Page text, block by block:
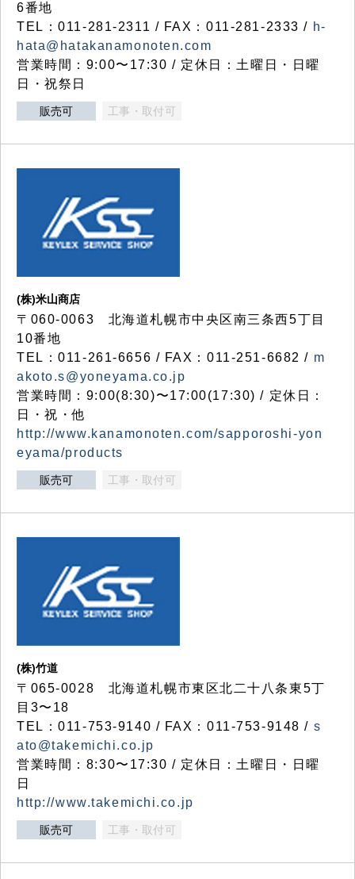
6番地
TEL：011-281-2311 / FAX：011-281-2333 / h-
hata@hatakanamonoten.com
営業時間：9:00〜17:30 / 定休日：土曜日・日曜
日・祝祭日
販売可 工事・取付可
(株)米山商店
〒060-0063 北海道札幌市中央区南三条西5丁目
10番地
TEL：011-261-6656 / FAX：011-251-6682 / m
akoto.s@yoneyama.co.jp
営業時間：9:00(8:30)〜17:00(17:30) / 定休日：
日・祝・他
http://www.kanamonoten.com/sapporoshi-yon
eyama/products
販売可 工事・取付可
(株)竹道
〒065-0028 北海道札幌市東区北二十八条東5丁
目3〜18
TEL：011-753-9140 / FAX：011-753-9148 / s
ato@takemichi.co.jp
営業時間：8:30〜17:30 / 定休日：土曜日・日曜
日
http://www.takemichi.co.jp
販売可 工事・取付可